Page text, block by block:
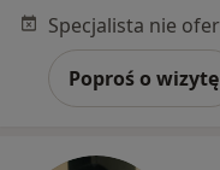
Poproś o wizytę